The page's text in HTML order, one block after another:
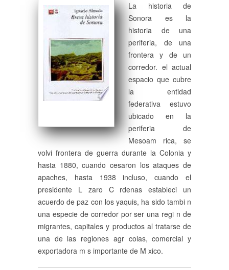
La historia de
Sonora es la
historia de una
periferia, de una
frontera y de un
corredor. el actual
espacio que cubre
la entidad
federativa estuvo
ubicado en la
periferia de
Mesoam rica, se
volvi frontera de guerra durante la Colonia y
hasta 1880, cuando cesaron los ataques de
apaches, hasta 1938 incluso, cuando el
presidente L zaro C rdenas estableci un
acuerdo de paz con los yaquis, ha sido tambi n
una especie de corredor por ser una regi n de
migrantes, capitales y productos al tratarse de
una de las regiones agr colas, comercial y
exportadora m s importante de M xico.